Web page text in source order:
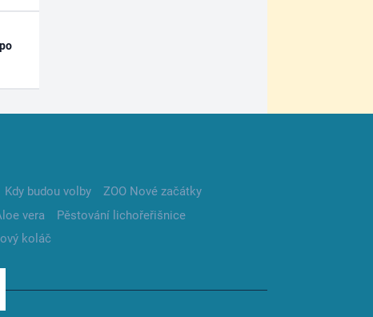
Kdy budou volby
ZOO Nové začátky
vera
Pěstování lichořeřišnice
koláč